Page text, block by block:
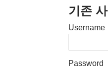
기존
Username
Password